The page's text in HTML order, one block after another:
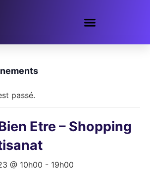
passé.
Etre – Shopping
@ 10h00 - 19h00